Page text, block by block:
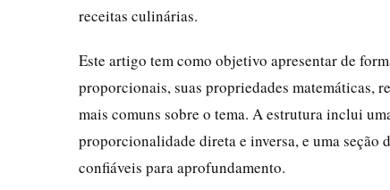
receitas culinárias.
Este artigo tem como objetivo apresentar de
proporcionais, suas propriedades matemáticas,
mais comuns sobre o tema. A estrutura inclui
proporcionalidade direta e inversa, e uma seção
confiáveis para aprofundamento.